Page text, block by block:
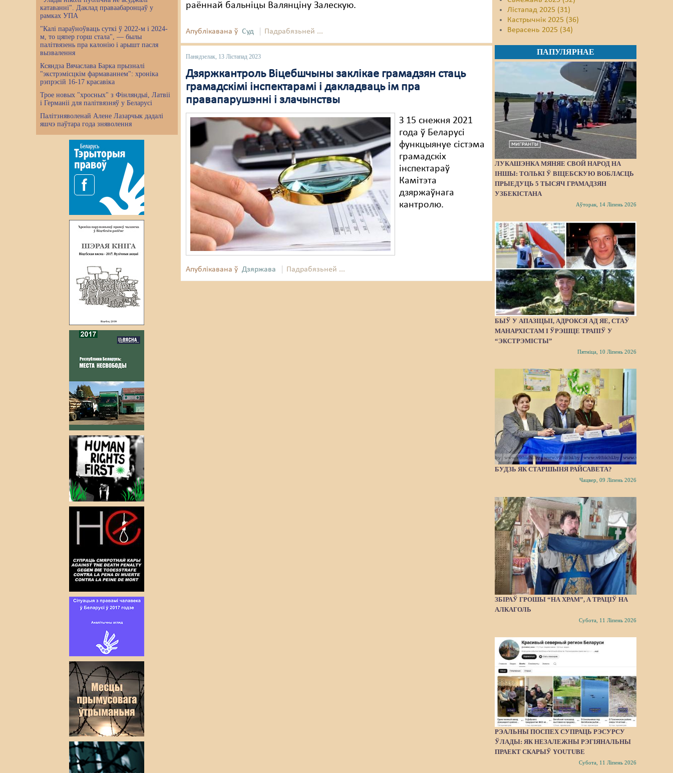
катаванні". Даклад праваабаронцаў у
рамках УПА
"Калі параўноўваць суткі ў 2022-м і 2024-
м, то цяпер горш стала", — былы
палітвязень пра калонію і арышт пасля
вызвалення
Ксяндза Вячаслава Барка прызналі
"экстрэмісцкім фармаваннем": хроніка
рэпрэсій 16-17 красавіка
Трое новых "хросных" з Фінляндыі, Латвіі
і Германіі для палітвязняў у Беларусі
Палітзняволенай Алене Лазарчык дадалі
яшчэ паўтара года зняволення
раённай бальніцы Валянціну Залескую.
Апублікавана ў Суд Падрабязьней ...
Панядзелак, 13 Лістапад 2023
Дзяржкантроль Віцебшчыны заклікае грамадзян стаць
грамадскімі інспектарамі і дакладваць ім пра
правапарушэнні і злачынствы
З 15 снежня 2021
года ў Беларусі
функцыянуе сістэма
грамадскіх
інспектараў
Камітэта
дзяржаўнага
кантролю.
Апублікавана ў Дзяржава Падрабязьней ...
Лістапад 2025 (31)
Кастрычнік 2025 (36)
Верасень 2025 (34)
ПАПУЛЯРНАЕ
ЛУКАШЭНКА МЯНЯЕ СВОЙ НАРОД НА
ІНШЫ: ТОЛЬКІ Ў ВІЦЕБСКУЮ ВОБЛАСЦЬ
ПРЫЕДУЦЬ 5 ТЫСЯЧ ГРАМАДЗЯН
УЗБЕКІСТАНА
Аўторак, 14 Ліпень 2026
БЫЎ У АПАЗІЦЫІ, АДРОКСЯ АД ЯЕ, СТАЎ
МАНАРХІСТАМ І ЎРЭШЦЕ ТРАПІЎ У
“ЭКСТРЭМІСТЫ”
Пятніца, 10 Ліпень 2026
БУДЗЬ ЯК СТАРШЫНЯ РАЙСАВЕТА?
Чацвер, 09 Ліпень 2026
ЗБІРАЎ ГРОШЫ “НА ХРАМ”, А ТРАЦІЎ НА
АЛКАГОЛЬ
Субота, 11 Ліпень 2026
РЭАЛЬНЫ ПОСПЕХ СУПРАЦЬ РЭСУРСУ
ЎЛАДЫ: ЯК НЕЗАЛЕЖНЫ РЭГІЯНАЛЬНЫ
ПРАЕКТ СКАРЫЎ YOUTUBE
Субота, 11 Ліпень 2026